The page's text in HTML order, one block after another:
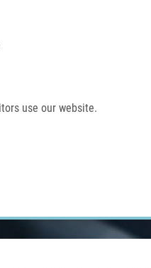
use our website.